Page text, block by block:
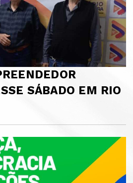
SÁBADO EM RIO